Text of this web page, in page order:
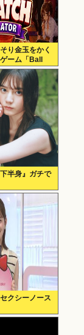
り金玉をかく
ーム「Ball
」がSteamで
半身』ガチで
クシーノース